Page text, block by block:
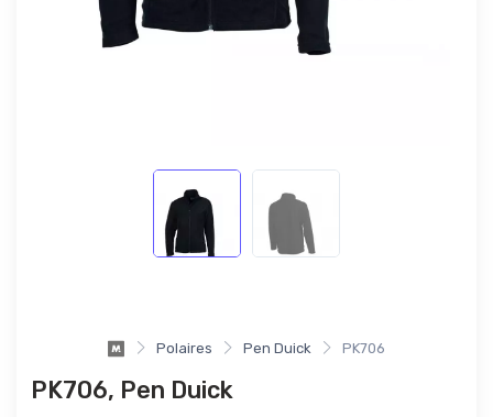
Polaires Pen Duick PK706
PK706, Pen Duick